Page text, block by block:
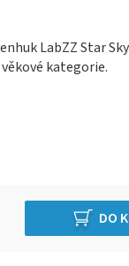
LabZZ Star
kategorie.
DO